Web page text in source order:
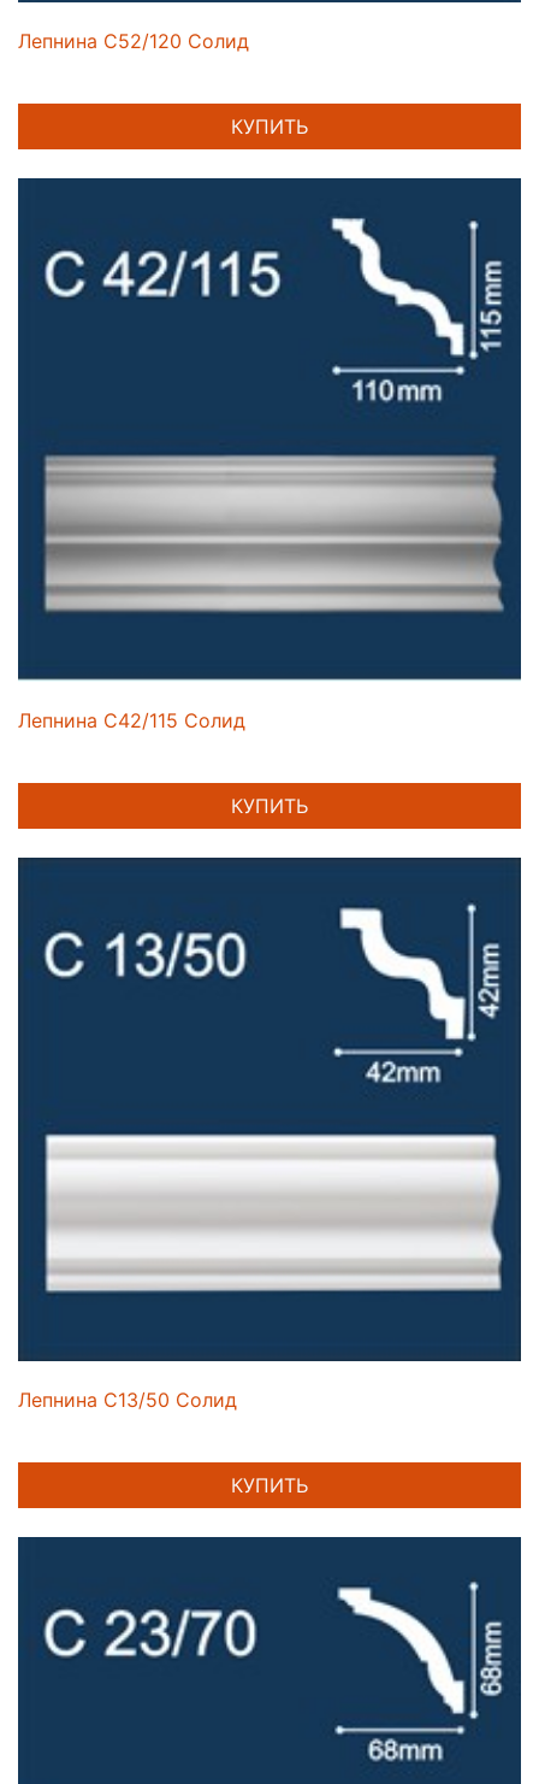
Лепнина C52/120 Солид
КУПИТЬ
Лепнина C42/115 Солид
КУПИТЬ
Лепнина C13/50 Солид
КУПИТЬ